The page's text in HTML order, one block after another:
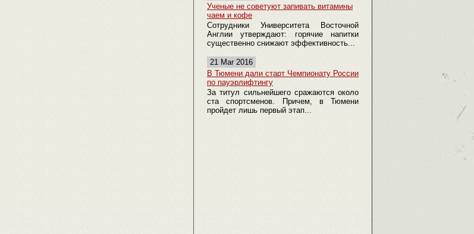
Ученые не советуют запивать витамины
чаем и кофе
Сотрудники Университета Восточной
Англии утверждают: горячие напитки
существенно снижают эффективность...
21 Mar 2016
В Тюмени дали старт Чемпионату России
по пауэрлифтингу
За титул сильнейшего сражаются около
ста спортсменов. Причем, в Тюмени
пройдет лишь первый этап...